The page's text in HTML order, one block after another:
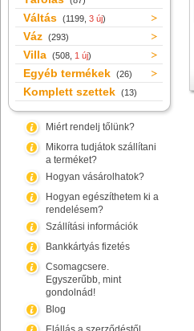
Váltás (1199, 3 új)
Váz (293)
Villa (508, 1 új)
Egyéb termékek (26)
Komplett szettek (13)
Miért rendelj tőlünk?
Mikorra tudjátok szállítani
a terméket?
Hogyan vásárolhatok?
Hogyan egészíthetem ki a
rendelésem?
Szállítási információk
Bankkártyás fizetés
Csomagcsere.
Egyszerűbb, mint
gondolnád!
Blog